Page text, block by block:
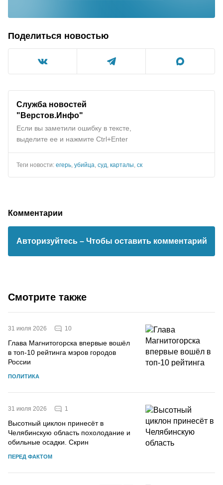
Поделиться новостью
Служба новостей
"Верстов.Инфо"
Если вы заметили ошибку в тексте,
выделите ее и нажмите Ctrl+Enter
Теги новости: егерь, убийца, суд, карталы, ск
Комментарии
Авторизуйтесь – Чтобы оставить комментарий
Смотрите также
31 июля 2026 10
Глава Магнитогорска впервые вошёл
в топ-10 рейтинга мэров городов
России
ПОЛИТИКА
31 июля 2026 1
Высотный циклон принесёт в
Челябинскую область похолодание и
обильные осадки. Скрин
ПЕРЕД ФАКТОМ